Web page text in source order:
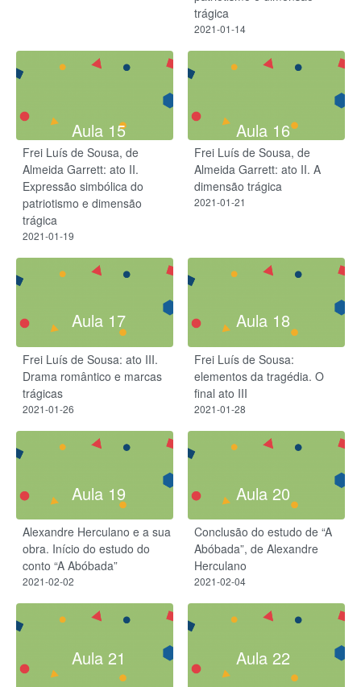
trágica
2021-01-14
Aula 15
Frei Luís de Sousa, de
Almeida Garrett: ato II.
Expressão simbólica do
patriotismo e dimensão
trágica
2021-01-19
Aula 16
Frei Luís de Sousa, de
Almeida Garrett: ato II. A
dimensão trágica
2021-01-21
Aula 17
Frei Luís de Sousa: ato III.
Drama romântico e marcas
trágicas
2021-01-26
Aula 18
Frei Luís de Sousa:
elementos da tragédia. O
final ato III
2021-01-28
Aula 19
Alexandre Herculano e a sua
obra. Início do estudo do
conto “A Abóbada”
2021-02-02
Aula 20
Conclusão do estudo de “A
Abóbada”, de Alexandre
Herculano
2021-02-04
Aula 21 Aula 22